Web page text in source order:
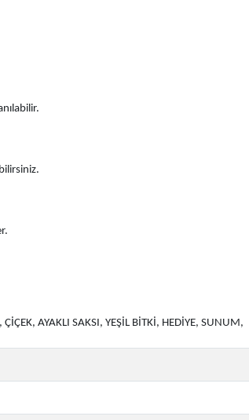
AYAKLI SAKSI, YEŞİL BİTKİ, HEDİYE, SUNUM,